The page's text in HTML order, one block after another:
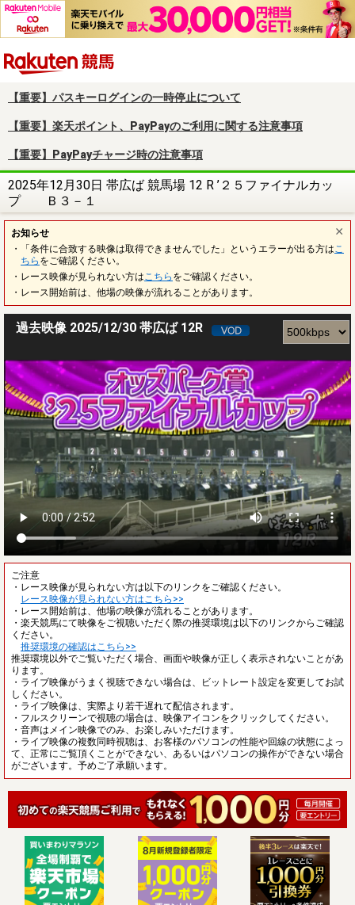
【重要】パスキーログインの一時停止について
【重要】楽天ポイント、PayPayのご利用に関する注意事項
【重要】PayPayチャージ時の注意事項
2025年12月30日 帯広ば 競馬場 12 R ’２５ファイナルカッ
プ Ｂ３－１
お知らせ
・「条件に合致する映像は取得できませんでした」というエラーが出る方は こ
ちら をご確認ください。
・レース映像が見られない方は こちら をご確認ください。
・レース開始前は、他場の映像が流れることがあります。
過去映像 2025/12/30 帯広ば 12R
ご注意
・レース映像が見られない方は以下のリンクをご確認ください。
レース映像が見られない方はこちら>>
・レース開始前は、他場の映像が流れることがあります。
・楽天競馬にて映像をご視聴いただく際の推奨環境は以下のリンクからご確認
ください。
推奨環境の確認はこちら>>
推奨環境以外でご覧いただく場合、画面や映像が正しく表示されないことがあ
ります。
・ライブ映像がうまく視聴できない場合は、ビットレート設定を変更してお試
しください。
・ライブ映像は、実際より若干遅れて配信されます。
・フルスクリーンで視聴の場合は、映像アイコンをクリックしてください。
・音声はメイン映像でのみ、お楽しみいただけます。
・ライブ映像の複数同時視聴は、お客様のパソコンの性能や回線の状態によっ
て、正常にご覧頂くことができない、あるいはパソコンの操作ができない場合
がございます。予めご了承願います。